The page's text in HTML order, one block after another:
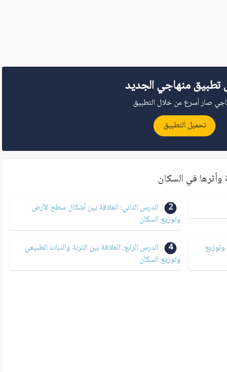
منهاجي الجديد
صار أسرع من خلال التطبيق
تحميل التطبيق
وأثرها في السكان
2
الدرس الثاني: العلاقة بين أشكال سطح الأرض
وتوزيع السكان
4
الدرس الرابع: العلاقة بين التربة والنبات الطبيعي
وتوزيع السكان